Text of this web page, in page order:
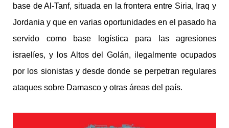
base de Al-Tanf, situada en la frontera entre Siria, Iraq y
Jordania y que en varias oportunidades en el pasado ha
servido como base logística para las agresiones
israelíes, y los Altos del Golán, ilegalmente ocupados
por los sionistas y desde donde se perpetran regulares
ataques sobre Damasco y otras áreas del país.